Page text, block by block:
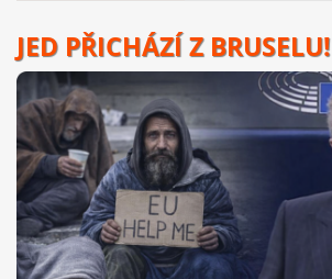
JED PŘICHÁZÍ Z BRUSELU!